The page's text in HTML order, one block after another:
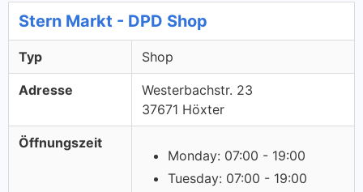
Stern Markt - DPD Shop
Typ Shop
Adresse
Westerbachstr. 23
37671 Höxter
Öffnungszeit
Monday: 07:00 - 19:00
Tuesday: 07:00 - 19:00